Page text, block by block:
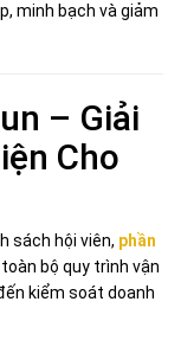
minh bạch và giảm
– Giải
Cho
sách hội viên, phần
bộ quy trình vận
kiểm soát doanh